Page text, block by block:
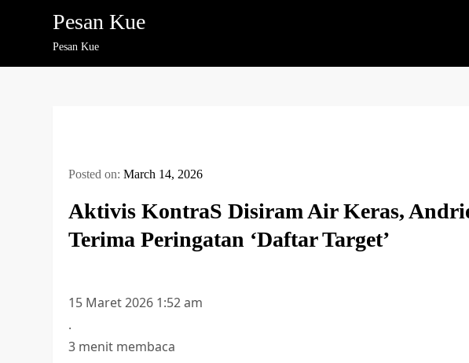
Pesan Kue
Pesan Kue
Posted on:March 14, 2026
Aktivis KontraS Disiram Air Keras,
Terima Peringatan ‘Daftar Target’
15 Maret 2026 1:52 am
.
3 menit membaca